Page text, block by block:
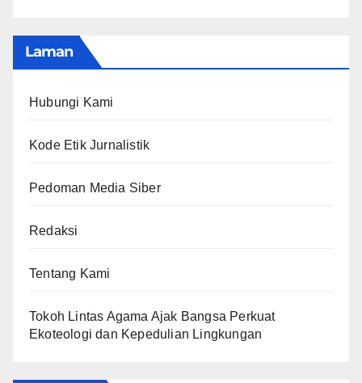
Laman
Hubungi Kami
Kode Etik Jurnalistik
Pedoman Media Siber
Redaksi
Tentang Kami
Tokoh Lintas Agama Ajak Bangsa Perkuat
Ekoteologi dan Kepedulian Lingkungan